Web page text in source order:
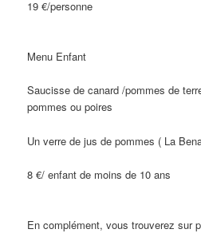
19 €/personne
Menu Enfant
Saucisse de canard /pommes de
pommes ou poires
Un verre de jus de pommes ( La
8 €/ enfant de moins de 10 ans
En complément, vous trouverez sur